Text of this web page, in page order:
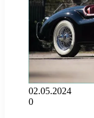
02.05.2024
0